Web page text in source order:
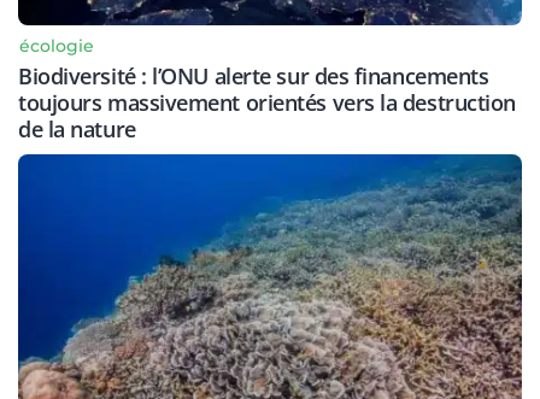
écologie
Biodiversité : l’ONU alerte sur des financements
toujours massivement orientés vers la destruction
de la nature